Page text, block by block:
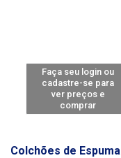
Faça seu login ou
cadastre-se para
ver preços e
comprar
Colchões de Espuma